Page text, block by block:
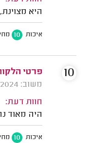
היא
איכות 10
פרטי
משוב: 18/07/2024
חוות דעת:
היה מאוד
איכות 10
10